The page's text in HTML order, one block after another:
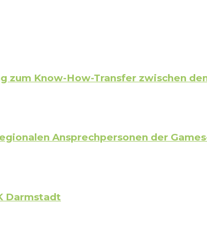
zum Know-How-Transfer zwischen
Ansprechpersonen der
Darmstadt